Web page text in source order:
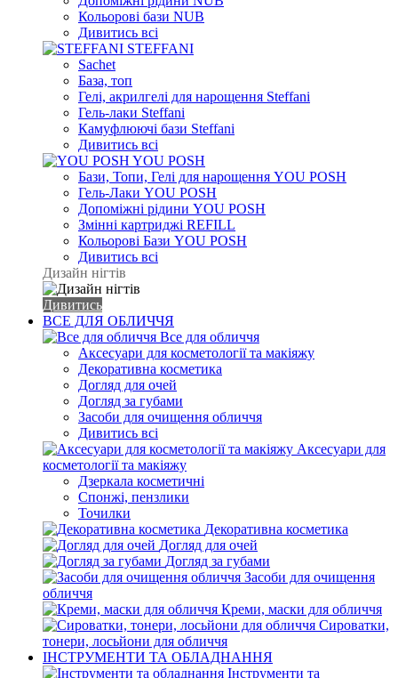
Кольорові бази NUB
Дивитись всі
STEFFANI
Sachet
База, топ
Гелі, акрилгелі для нарощення Steffani
Гель-лаки Steffani
Камуфлюючі бази Steffani
Дивитись всі
YOU POSH
Бази, Топи, Гелі для нарощення YOU POSH
Гель-Лаки YOU POSH
Допоміжні рідини YOU POSH
Змінні картриджі REFILL
Кольорові Бази YOU POSH
Дивитись всі
Дизайн нігтів
Дивитись
ВСЕ ДЛЯ ОБЛИЧЧЯ
Все для обличчя
Аксесуари для косметології та макіяжу
Декоративна косметика
Догляд для очей
Догляд за губами
Засоби для очищення обличчя
Дивитись всі
Аксесуари для
косметології та макіяжу
Дзеркала косметичні
Спонжі, пензлики
Точилки
Декоративна косметика
Догляд для очей
Догляд за губами
Засоби для очищення
обличчя
Креми, маски для обличчя
Сироватки,
тонери, лосьйони для обличчя
ІНСТРУМЕНТИ ТА ОБЛАДНАННЯ
Інструменти та